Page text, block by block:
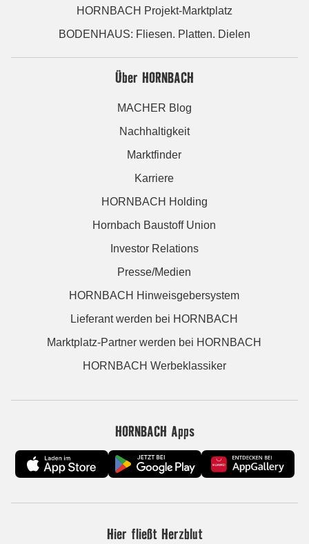
HORNBACH Projekt-Marktplatz
BODENHAUS: Fliesen. Platten. Dielen
Über HORNBACH
MACHER Blog
Nachhaltigkeit
Marktfinder
Karriere
HORNBACH Holding
Hornbach Baustoff Union
Investor Relations
Presse/Medien
HORNBACH Hinweisgebersystem
Lieferant werden bei HORNBACH
Marktplatz-Partner werden bei HORNBACH
HORNBACH Werbeklassiker
HORNBACH Apps
Hier fließt Herzblut